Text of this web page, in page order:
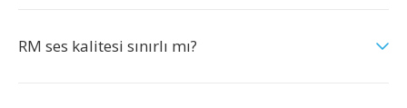
RM ses kalitesi sınırlı mı?